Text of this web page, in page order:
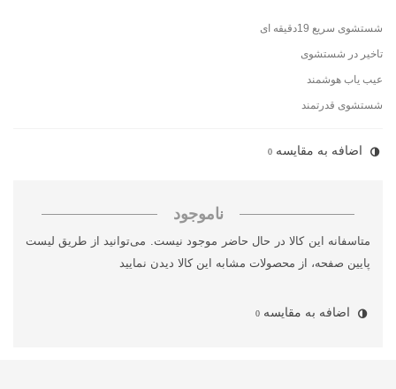
شستشوی سریع 19دقیقه ای
تاخیر در شستشوی
عیب یاب هوشمند
شستشوی قدرتمند
اضافه به مقایسه 0
ناموجود
متاسفانه این کالا در حال حاضر موجود نیست. می‌توانید از طریق لیست
پایین صفحه، از محصولات مشابه این کالا دیدن نمایید
اضافه به مقایسه 0